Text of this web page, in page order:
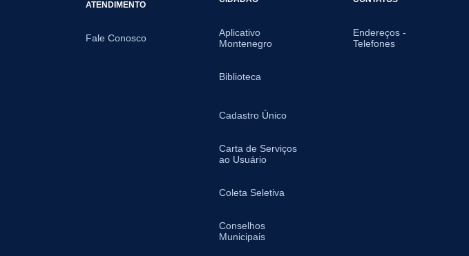
ATENDIMENTO
Fale Conosco
Aplicativo
Montenegro
Biblioteca
Cadastro Único
Carta de Serviços
ao Usuário
Coleta Seletiva
Conselhos
Municipais
Endereços -
Telefones